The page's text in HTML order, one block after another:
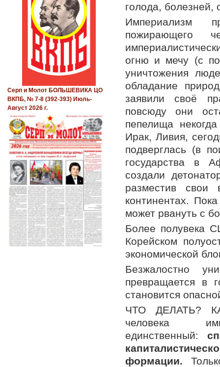
голода,
Империализм
пожирающего
огню и мечу (с
уничтожения
обладание
заявили своё
повсюду они
пепелища
Ирак, Ливия,
подверглась (в
государства в
создали
разместив
континентах.
может рвануть с
Более полувека
Корейском
экономической
Безжалостно
превращается в
становится
ЧТО ДЕЛАТЬ?
человека
единственный:
формации.
Серп и Молот БОЛЬШЕВИКА ЦО
ВКПБ, № 7-8 (392-393) Июль-
Август 2026 г.